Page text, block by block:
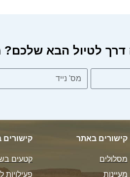
לטיול הבא שלכם? מלאו
קישורים באתר
מסלולים
מעיינות
קטעים